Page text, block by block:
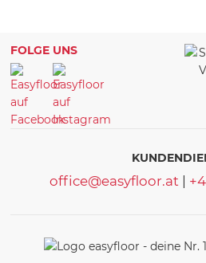
FOLGE UNS
office@easyfloor.at |